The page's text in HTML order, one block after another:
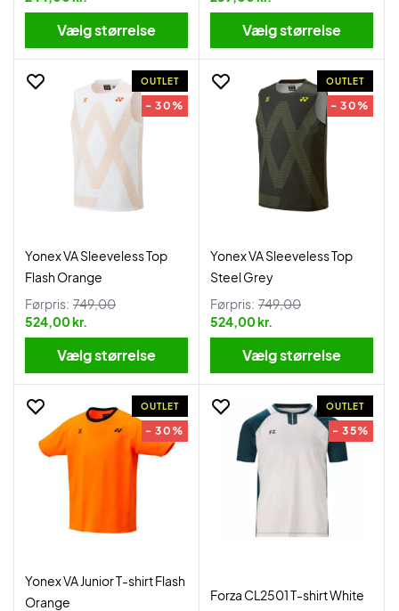
Vælg størrelse Vælg størrelse
OUTLET
- 30%
Yonex VA Sleeveless Top
Flash Orange
Førpris: 749,00
524,00 kr.
Vælg størrelse
OUTLET
- 30%
Yonex VA Sleeveless Top
Steel Grey
Førpris: 749,00
524,00 kr.
Vælg størrelse
OUTLET
- 30%
Yonex VA Junior T-shirt Flash
Orange
OUTLET
- 35%
Forza CL2501 T-shirt White